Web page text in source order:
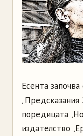
Есента
поредицата
издателство